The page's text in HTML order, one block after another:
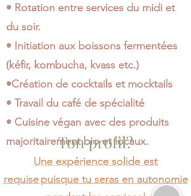
• Rotation entre services du midi et
du soir.
• Initiation aux boissons fermentées
(kéfir, kombucha, kvass etc.)
•Création de cocktails et mocktails
• Travail du café de spécialité
• Cuisine végan avec des produits
majoritairement bio et locaux.
Ton profil?
Une expérience solide est
requise puisque tu seras en autonomie